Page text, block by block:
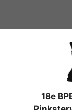
de
18e